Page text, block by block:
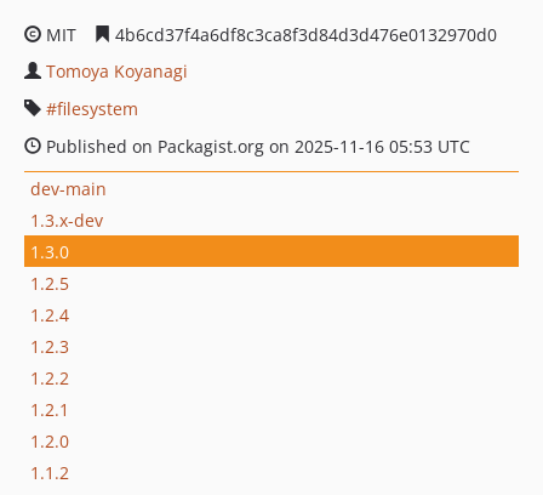
MIT
4b6cd37f4a6df8c3ca8f3d84d3d476e0132970d0
Tomoya Koyanagi
filesystem
Published on Packagist.org on 2025-11-16 05:53 UTC
dev-main
1.3.x-dev
1.3.0
1.2.5
1.2.4
1.2.3
1.2.2
1.2.1
1.2.0
1.1.2